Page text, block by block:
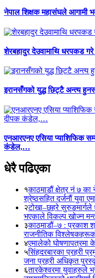
नेपाल शिक्षक महासंघले आगामी
शेरबहादुर देउवामाथि धरपकड गरे
इरानसँगको युद्ध छिट्टै अन्त्य
एनआरएनए एसिया प्याशिफिक
कंडेल,…
धेरै पढिएका
१काठमाडौं क्षेत्र नं ७ का
श्रेष्ठसहित दर्जनौं युवा
२टोखा–छहरे सुरुङमार्गले
भएकाले विकल्प खोज्न
३काठमाडौं–७ : प्रकाश
राजनीतिक
४एमालेको घोषणापत्रमा
५सिंहदरबारका प्रहरी
जना प्रहरी अधिकृत
६तारकेश्वरमा युवाहरुले